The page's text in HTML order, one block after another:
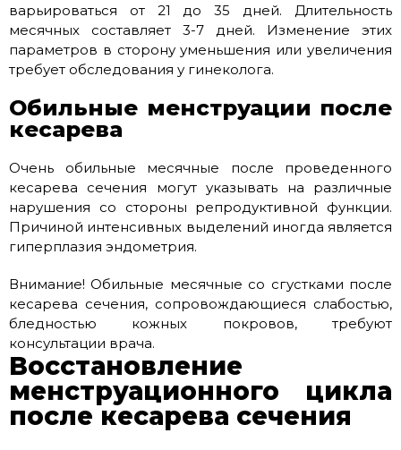
варьироваться от 21 до 35 дней. Длительность
месячных составляет 3-7 дней. Изменение этих
параметров в сторону уменьшения или увеличения
требует обследования у гинеколога.
Обильные менструации после
кесарева
Очень обильные месячные после проведенного
кесарева сечения могут указывать на различные
нарушения со стороны репродуктивной функции.
Причиной интенсивных выделений иногда является
гиперплазия эндометрия.
Внимание! Обильные месячные со сгустками после
кесарева сечения, сопровождающиеся слабостью,
бледностью кожных покровов, требуют
консультации врача.
Восстановление
менструационного цикла
после кесарева сечения